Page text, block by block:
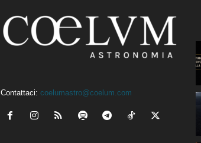
Contattaci: coelumastro@coelum.com